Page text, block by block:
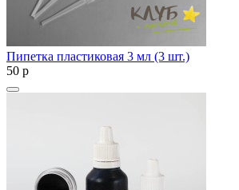
Пипетка пластиковая 3 мл (3 шт.)
50 p